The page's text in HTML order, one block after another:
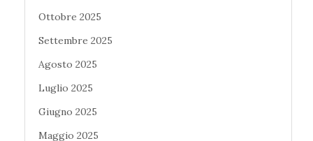
Ottobre 2025
Settembre 2025
Agosto 2025
Luglio 2025
Giugno 2025
Maggio 2025